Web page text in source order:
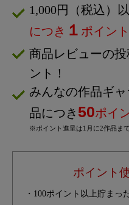
1,000円（税込）
につき １ ポイント
商品レビューの
ント！
みんなの作品ギ
品につき 50ポイ
※ポイント進呈は1月に2作品ま
ポイント
・100ポイント以上貯まっ